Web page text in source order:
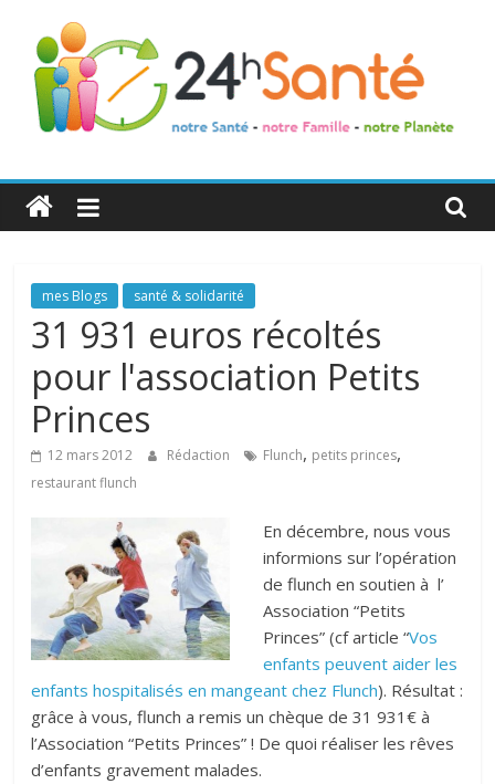
24h
Santé
La
santé
de
toute
famille
mes Blogs santé & solidarité
31 931 euros récoltés
pour l'association Petits
Princes
12 mars 2012 Rédaction Flunch, petits princes,
restaurant flunch
En décembre, nous vous
informions sur l’opération
de flunch en soutien à l’
Association “Petits
Princes” (cf article “Vos
enfants peuvent aider les
enfants hospitalisés en mangeant chez Flunch). Résultat :
grâce à vous, flunch a remis un chèque de 31 931€ à
l’Association “Petits Princes” ! De quoi réaliser les rêves
d’enfants gravement malades.